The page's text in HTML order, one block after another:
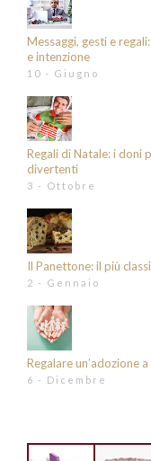
Messaggi, gesti e
e intenzione
10 - Giugno
Regali di Natale: i doni
divertenti
3 - Ottobre
Il Panettone: il più
2 - Gennaio
Regalare un’adozione
6 - Dicembre